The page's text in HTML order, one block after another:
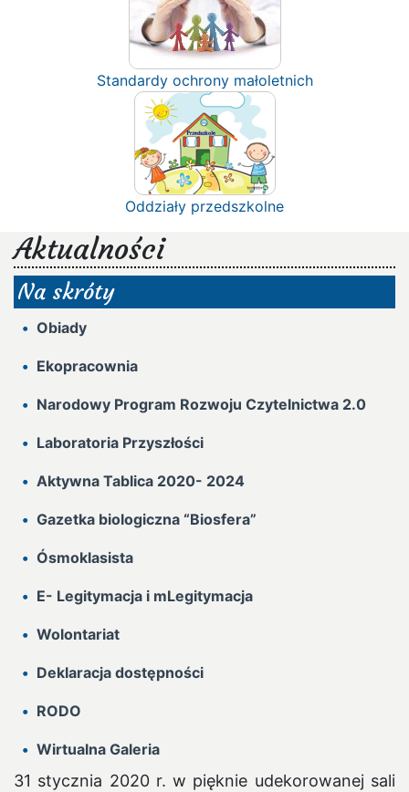
Standardy ochrony małoletnich
Oddziały przedszkolne
Aktualności
Na skróty
Obiady
Ekopracownia
Narodowy Program Rozwoju Czytelnictwa 2.0
Laboratoria Przyszłości
Aktywna Tablica 2020- 2024
Gazetka biologiczna “Biosfera”
Ósmoklasista
E- Legitymacja i mLegitymacja
Wolontariat
Deklaracja dostępności
RODO
Wirtualna Galeria
31 stycznia 2020 r. w pięknie udekorowanej sali